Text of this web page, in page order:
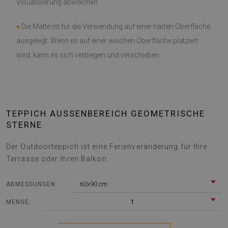
Visualisierung abweichen.
♦ Die Matte ist für die Verwendung auf einer harten Oberfläche
ausgelegt. Wenn es auf einer weichen Oberfläche platziert
wird, kann es sich verbiegen und verschieben.
TEPPICH AUSSENBEREICH GEOMETRISCHE S
TERNE
Der Outdoorteppich ist eine Ferienveränderung für Ihre
Terrasse oder Ihren Balkon.
ABMESSUNGEN: 60x90 cm
MENGE: 1